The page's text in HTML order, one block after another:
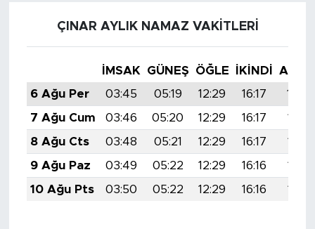
ÇINAR AYLIK NAMAZ VAKITLERI
İMSAK GÜNEŞ ÖĞLE İKINDI
6 Ağu Per
03:45 05:19 12:29 16:17
19:30
7 Ağu Cum
03:46 05:20 12:29 16:17
19:29
8 Ağu Cts
03:48 05:21 12:29 16:17
19:28
9 Ağu Paz
03:49 05:22 12:29 16:16
19:26
10 Ağu Pts
03:50 05:22 12:29 16:16 19:25